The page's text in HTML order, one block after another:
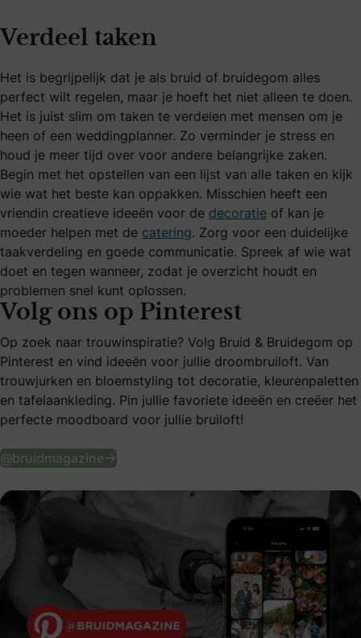
Verdeel taken
Het is begrijpelijk dat je als bruid of bruidegom alles
perfect wilt regelen, maar je hoeft het niet alleen te doen.
Het is juist slim om taken te verdelen met mensen om je
heen of een weddingplanner. Zo verminder je stress en
houd je meer tijd over voor andere belangrijke zaken.
Begin met het opstellen van een lijst van alle taken en kijk
wie wat het beste kan oppakken. Misschien heeft een
vriendin creatieve ideeën voor de decoratie of kan je
moeder helpen met de catering. Zorg voor een duidelijke
taakverdeling en goede communicatie. Spreek af wie wat
doet en tegen wanneer, zodat je overzicht houdt en
problemen snel kunt oplossen.
Volg ons op Pinterest
Op zoek naar trouwinspiratie? Volg Bruid & Bruidegom op
Pinterest en vind ideeën voor jullie droombruiloft. Van
trouwjurken en bloemstyling tot decoratie, kleurenpaletten
en tafelaankleding. Pin jullie favoriete ideeën en creëer het
perfecte moodboard voor jullie bruiloft!
@bruidmagazine Volg ons op Pinterest